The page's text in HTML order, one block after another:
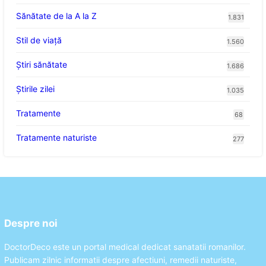
Sănătate de la A la Z 1.831
Stil de viaţă 1.560
Ştiri sănătate 1.686
Știrile zilei 1.035
Tratamente 68
Tratamente naturiste 277
Despre noi
DoctorDeco este un portal medical dedicat sanatatii romanilor.
Publicam zilnic informatii despre afectiuni, remedii naturiste,